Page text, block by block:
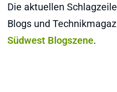
Die aktuellen
Blogs und
Südwest Blogszene.